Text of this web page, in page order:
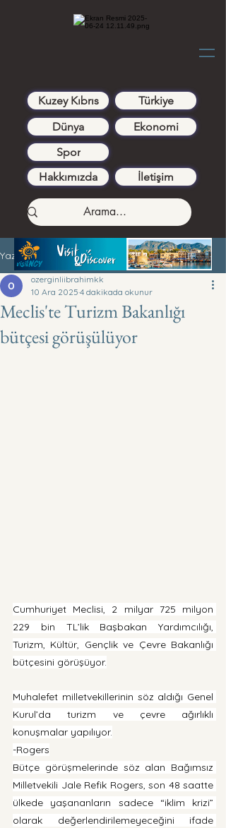
Kuzey Kıbrıs
Türkiye
Dünya
Ekonomi
Spor
Hakkımızda
İletişim
Yazı
Meclis'te Turizm Bakanlığı
bütçesi görüşülüyor
ozerginliibrahimkk
10 Ara 2025 4 dakikada okunur
Cumhuriyet Meclisi, 2 milyar 725 milyon
229 bin TL’lik Başbakan Yardımcılığı,
Turizm, Kültür, Gençlik ve Çevre Bakanlığı
bütçesini görüşüyor.
Muhalefet milletvekillerinin söz aldığı Genel
Kurul’da turizm ve çevre ağırlıklı
konuşmalar yapılıyor.
-Rogers
Bütçe görüşmelerinde söz alan Bağımsız
Milletvekili Jale Refik Rogers, son 48 saatte
ülkede yaşananların sadece “iklim krizi”
olarak değerlendirilemeyeceğini ifade